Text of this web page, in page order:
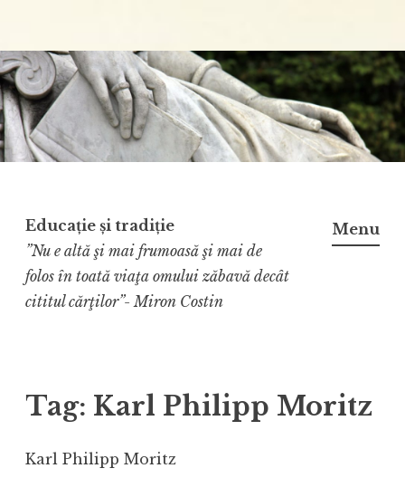
Educație și tradiție
”Nu e altă şi mai frumoasă şi mai de
folos în toată viaţa omului zăbavă decât
cititul cărţilor”- Miron Costin
Menu
Tag: Karl Philipp Moritz
Karl Philipp Moritz